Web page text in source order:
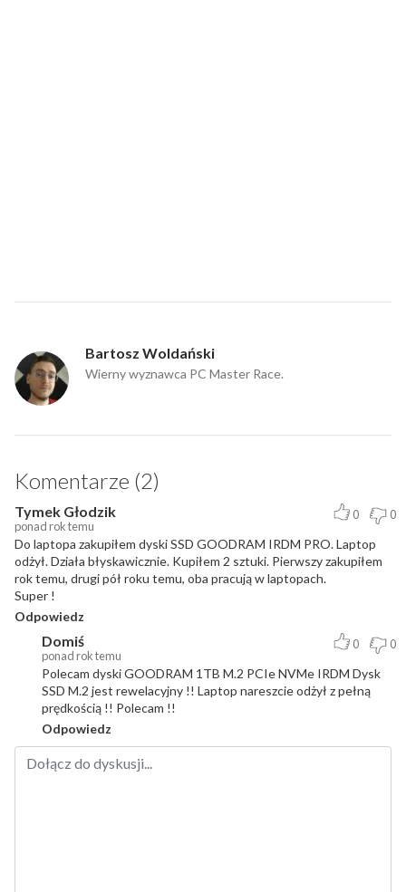
Bartosz Woldański
Wierny wyznawca PC Master Race.
Komentarze (2)
Tymek Głodzik
ponad rok temu
0 0
Do laptopa zakupiłem dyski SSD GOODRAM IRDM PRO. Laptop
odżył. Działa błyskawicznie. Kupiłem 2 sztuki. Pierwszy zakupiłem
rok temu, drugi pół roku temu, oba pracują w laptopach.
Super !
Odpowiedz
Domiś
ponad rok temu
0 0
Polecam dyski GOODRAM 1TB M.2 PCIe NVMe IRDM Dysk
SSD M.2 jest rewelacyjny !! Laptop nareszcie odżył z pełną
prędkością !! Polecam !!
Odpowiedz